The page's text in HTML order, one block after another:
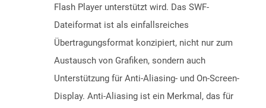
Flash Player unterstützt wird. Das SWF-
Dateiformat ist als einfallsreiches
Übertragungsformat konzipiert, nicht nur zum
Austausch von Grafiken, sondern auch
Unterstützung für Anti-Aliasing- und On-Screen-
Display. Anti-Aliasing ist ein Merkmal, das für